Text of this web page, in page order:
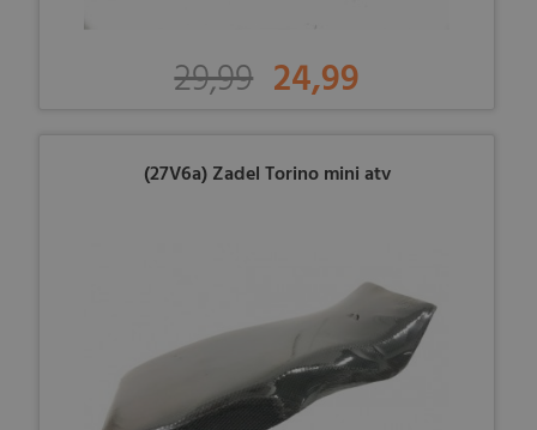
29,99 24,99
(27V6a) Zadel Torino mini atv